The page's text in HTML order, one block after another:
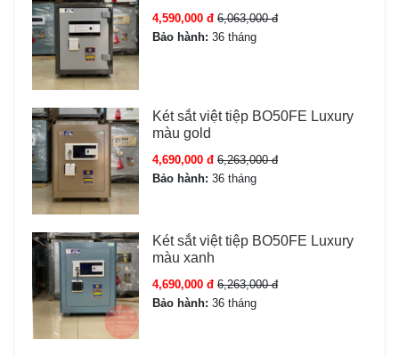
4,590,000 đ 6,063,000 đ
Bảo hành: 36 tháng
Két sắt việt tiệp BO50FE Luxury
màu gold
4,690,000 đ 6,263,000 đ
Bảo hành: 36 tháng
Két sắt việt tiệp BO50FE Luxury
màu xanh
4,690,000 đ 6,263,000 đ
Bảo hành: 36 tháng